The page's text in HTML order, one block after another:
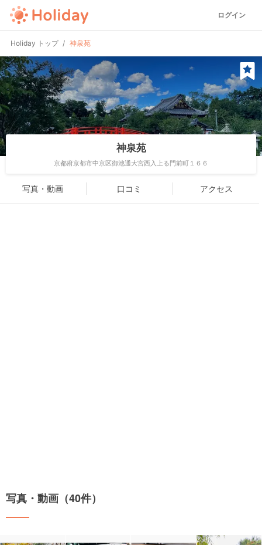
ログイン
Holiday トップ 神泉苑
神泉苑
京都府京都市中京区御池通大宮西入上る門前町１６６
写真・動画 口コミ アクセス
写真・動画（40件）